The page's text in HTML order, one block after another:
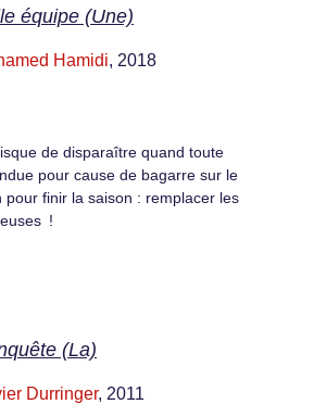
équipe (Une)
Hamidi, 2018
de disparaître quand toute
pour cause de bagarre sur le
pour finir la saison : remplacer les
!
(La)
Durringer, 2011